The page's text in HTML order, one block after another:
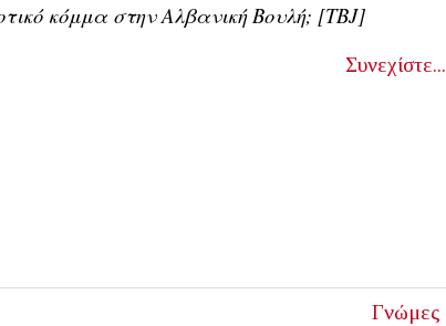
κόμμα στην Αλβανική Βουλή; [ΤΒJ]
Συνεχίστε...
Γνώμες